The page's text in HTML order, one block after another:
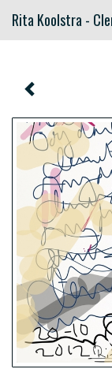
Rita Koolstra -